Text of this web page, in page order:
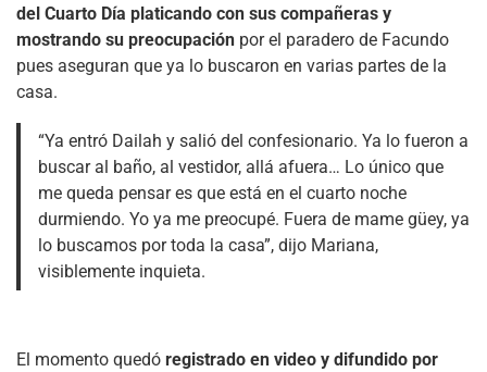
del Cuarto Día platicando con sus compañeras y
mostrando su preocupación por el paradero de Facundo
pues aseguran que ya lo buscaron en varias partes de la
casa.
“Ya entró Dailah y salió del confesionario. Ya lo fueron a
buscar al baño, al vestidor, allá afuera… Lo único que
me queda pensar es que está en el cuarto noche
durmiendo. Yo ya me preocupé. Fuera de mame güey, ya
lo buscamos por toda la casa”, dijo Mariana,
visiblemente inquieta.
El momento quedó registrado en video y difundido por